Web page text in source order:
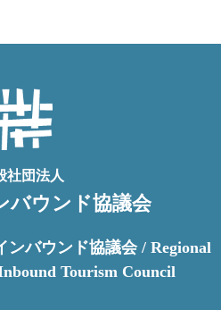
社団法人
バウンド協議会
ンバウンド協議会 / Regional
Tourism Council